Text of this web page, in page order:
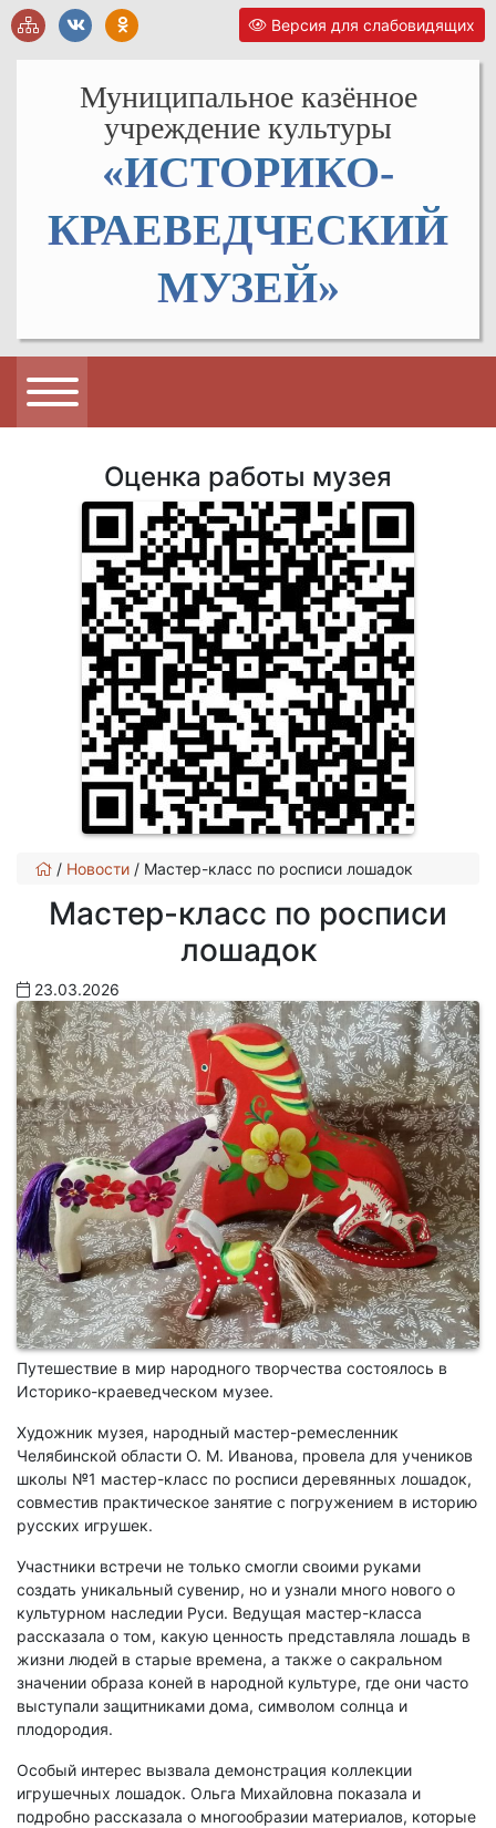
Версия для слабовидящих
Муниципальное казённое
учреждение культуры
«ИСТОРИКО-
КРАЕВЕДЧЕСКИЙ
МУЗЕЙ»
Оценка работы музея
/ Новости / Мастер-класс по росписи лошадок
Мастер-класс по росписи
лошадок
23.03.2026
Путешествие в мир народного творчества состоялось в
Историко-краеведческом музее.
Художник музея, народный мастер-ремесленник
Челябинской области О. М. Иванова, провела для учеников
школы №1 мастер-класс по росписи деревянных лошадок,
совместив практическое занятие с погружением в историю
русских игрушек.
Участники встречи не только смогли своими руками
создать уникальный сувенир, но и узнали много нового о
культурном наследии Руси. Ведущая мастер-класса
рассказала о том, какую ценность представляла лошадь в
жизни людей в старые времена, а также о сакральном
значении образа коней в народной культуре, где они часто
выступали защитниками дома, символом солнца и
плодородия.
Особый интерес вызвала демонстрация коллекции
игрушечных лошадок. Ольга Михайловна показала и
подробно рассказала о многообразии материалов, которые